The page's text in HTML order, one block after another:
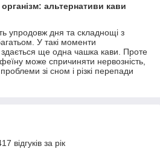
альтернативи кави
упродовж дня та складнощі з
У такі моменти
ще одна чашка кави. Проте
може спричиняти нервозність,
зі сном і різкі перепади
відгуків за рік